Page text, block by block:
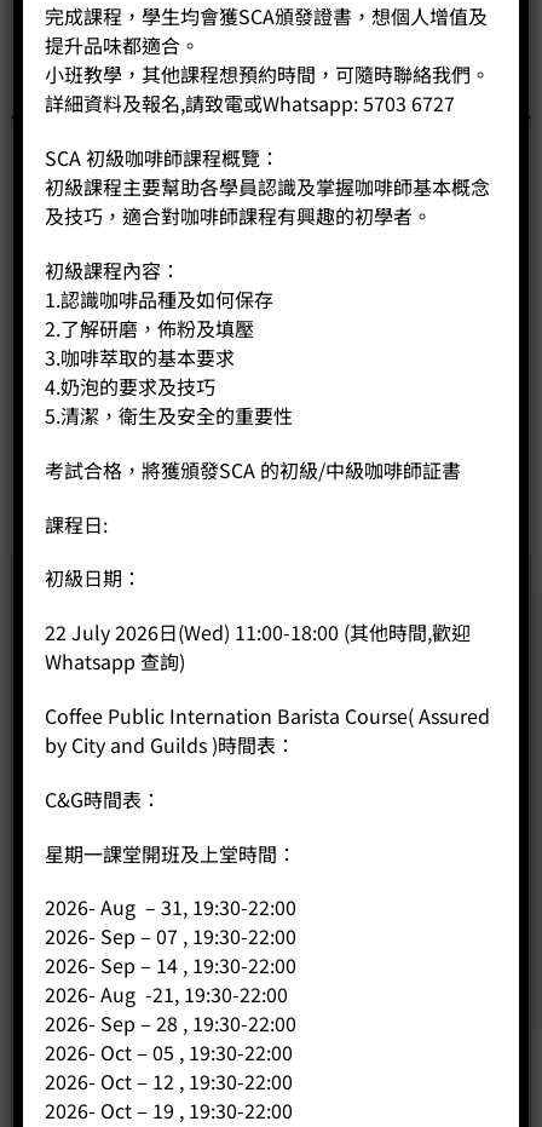
咖啡豆: 2026 限時TOH組合冠亞軍皇牌優惠
Price: HK$
-
BUY NOW
公司
完成課程，學生均會獲SCA頒發證書，想個人增值及
提升品味都適合。
小班教學，其他課程想預約時間，可隨時聯絡我們。
詳細資料及報名,請致電或Whatsapp: 5703 6727
SCA 初級咖啡師課程概覽：
初級課程主要幫助各學員認識及掌握咖啡師基本概念
及技巧，適合對咖啡師課程有興趣的初學者。
初級課程內容：
1.認識咖啡品種及如何保存
2.了解研磨，佈粉及填壓
3.咖啡萃取的基本要求
4.奶泡的要求及技巧
5.清潔，衛生及安全的重要性
考試合格，將獲頒發SCA 的初級/中級咖啡師証書
課程日:
初級日期：
22 July 2026日(Wed) 11:00-18:00 (其他時間,歡迎
Whatsapp 查詢)
Coffee Public Internation Barista Course( Assured
by City and Guilds )時間表：
C&G時間表：
星期一課堂開班及上堂時間：
2026- Aug – 31, 19:30-22:00
2026- Sep – 07 , 19:30-22:00
2026- Sep – 14 , 19:30-22:00
2026- Aug -21, 19:30-22:00
2026- Sep – 28 , 19:30-22:00
2026- Oct – 05 , 19:30-22:00
2026- Oct – 12 , 19:30-22:00
2026- Oct – 19 , 19:30-22:00